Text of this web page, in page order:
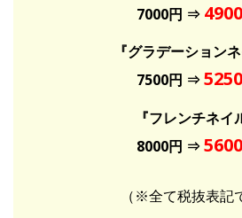
7000円 ⇒
『グラデーションネ
7500円 ⇒
『フレンチネイ
8000円 ⇒
（※全て税抜表記